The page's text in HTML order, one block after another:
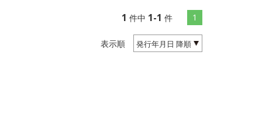
1 件中 1-1 件 1
表示順